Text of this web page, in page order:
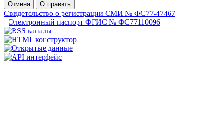
Отмена
Отправить
Свидетельство о регистрации СМИ № ФС77-47467
Электронный паспорт ФГИС № ФС77110096